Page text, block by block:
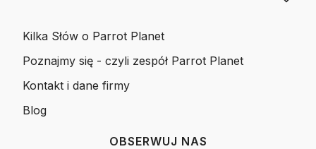
Kilka Słów o Parrot Planet
Poznajmy się - czyli zespół Parrot Planet
Kontakt i dane firmy
Blog
OBSERWUJ NAS